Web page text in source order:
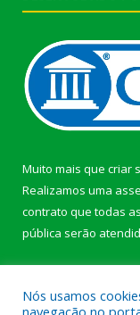
Muito mais que criar
Realizamos uma
contrato que todas
pública serão
Nós usamos
navegação no